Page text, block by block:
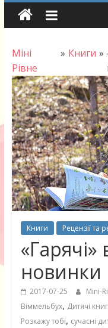
Skip
Міні
Рівне
» Книги »
Книги Рецензії та
«Гарячі»
новинки
2017-07-25 Mini-
Віммельбух, Дитячі
Розкажу тобі, сучасні